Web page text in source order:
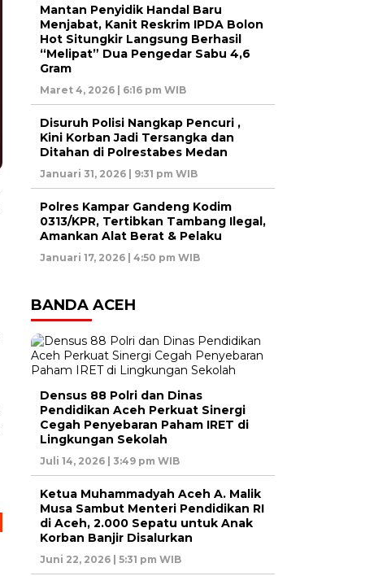
Mantan Penyidik Handal Baru
Menjabat, Kanit Reskrim IPDA Bolon
Hot Situngkir Langsung Berhasil
“Melipat” Dua Pengedar Sabu 4,6
Gram
Maret 4, 2026 | 6:16 pm WIB
Disuruh Polisi Nangkap Pencuri ,
Kini Korban Jadi Tersangka dan
Ditahan di Polrestabes Medan
Januari 31, 2026 | 9:31 pm WIB
Polres Kampar Gandeng Kodim
0313/KPR, Tertibkan Tambang Ilegal,
Amankan Alat Berat & Pelaku
Januari 17, 2026 | 4:50 pm WIB
BANDA ACEH
Densus 88 Polri dan Dinas
Pendidikan Aceh Perkuat Sinergi
Cegah Penyebaran Paham IRET di
Lingkungan Sekolah
Juli 14, 2026 | 3:49 pm WIB
Ketua Muhammadyah Aceh A. Malik
Musa Sambut Menteri Pendidikan RI
di Aceh, 2.000 Sepatu untuk Anak
Korban Banjir Disalurkan
Juni 22, 2026 | 5:31 pm WIB